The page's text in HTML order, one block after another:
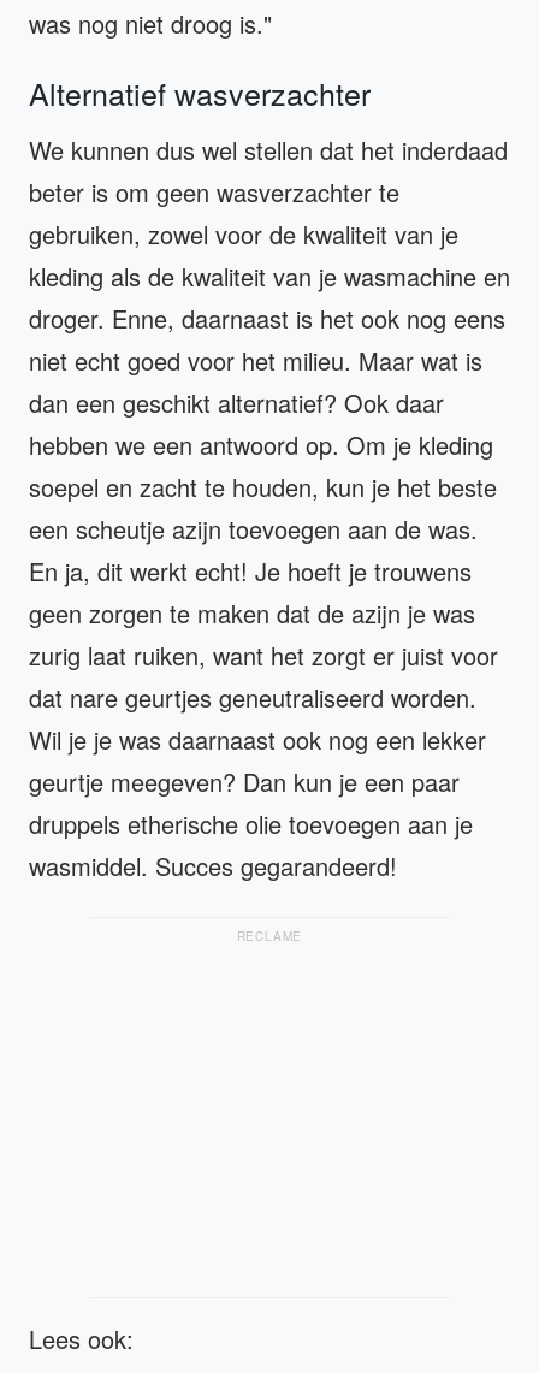
was nog niet droog is."
Alternatief wasverzachter
We kunnen dus wel stellen dat het inderdaad
beter is om geen wasverzachter te
gebruiken, zowel voor de kwaliteit van je
kleding als de kwaliteit van je wasmachine en
droger. Enne, daarnaast is het ook nog eens
niet echt goed voor het milieu. Maar wat is
dan een geschikt alternatief? Ook daar
hebben we een antwoord op. Om je kleding
soepel en zacht te houden, kun je het beste
een scheutje azijn toevoegen aan de was.
En ja, dit werkt echt! Je hoeft je trouwens
geen zorgen te maken dat de azijn je was
zurig laat ruiken, want het zorgt er juist voor
dat nare geurtjes geneutraliseerd worden.
Wil je je was daarnaast ook nog een lekker
geurtje meegeven? Dan kun je een paar
druppels etherische olie toevoegen aan je
wasmiddel. Succes gegarandeerd!
RECLAME
Lees ook: